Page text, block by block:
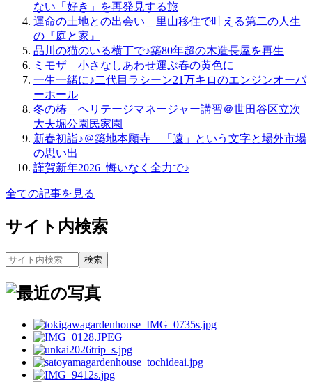
ない「好き」を再発見する旅
運命の土地との出会い＿里山移住で叶える第二の人生
の『庭と家』
品川の猫のいる横丁で♪築80年超の木造長屋を再生
ミモザ＿小さなしあわせ運ぶ春の黄色に
一生一緒に♪二代目ラシーン21万キロのエンジンオーバ
ーホール
冬の椿＿ヘリテージマネージャー講習＠世田谷区立次
大夫堀公園民家園
新春初詣♪＠築地本願寺＿「遠」という文字と場外市場
の思い出
謹賀新年2026_悔いなく全力で♪
全ての記事を見る
サイト内検索